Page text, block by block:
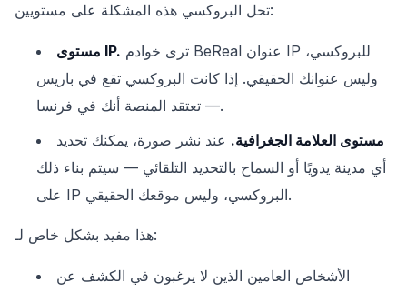
تحل البروكسي هذه المشكلة على مستويين:
مستوى IP.
وليس عنوانك الحقيقي. إذا كانت البروكسي تقع في باريس
— تعتقد المنصة أنك في فرنسا.
مستوى العلامة الجغرافية. عند نشر صورة، يمكنك تحديد
أي مدينة يدويًا أو السماح بالتحديد التلقائي — سيتم بناء ذلك
على IP البروكسي، وليس موقعك الحقيقي.
هذا مفيد بشكل خاص لـ:
الأشخاص العامين الذين لا يرغبون في الكشف عن